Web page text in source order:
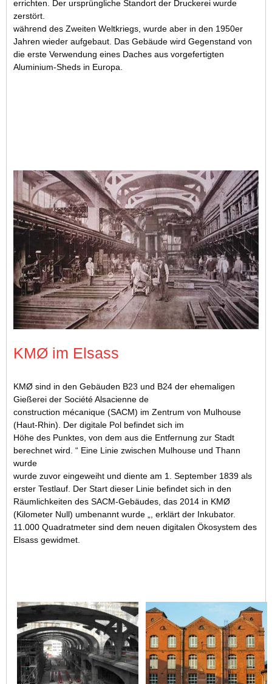
errichten. Der ursprüngliche Standort der Druckerei wurde
zerstört.
während des Zweiten Weltkriegs, wurde aber in den 1950er
Jahren wieder aufgebaut. Das Gebäude wird Gegenstand von
die erste Verwendung eines Daches aus vorgefertigten
Aluminium-Sheds in Europa.
KMØ im Elsass
KMØ sind in den Gebäuden B23 und B24 der ehemaligen
Gießerei der Société Alsacienne de
construction mécanique (SACM) im Zentrum von Mulhouse
(Haut-Rhin). Der digitale Pol befindet sich im
Höhe des Punktes, von dem aus die Entfernung zur Stadt
berechnet wird. “ Eine Linie zwischen Mulhouse und Thann
wurde
wurde zuvor eingeweiht und diente am 1. September 1839 als
erster Testlauf. Der Start dieser Linie befindet sich in den
Räumlichkeiten des SACM-Gebäudes, das 2014 in KMØ
(Kilometer Null) umbenannt wurde „, erklärt der Inkubator.
11.000 Quadratmeter sind dem neuen digitalen Ökosystem des
Elsass gewidmet.